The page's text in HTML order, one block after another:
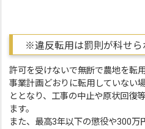
※違反転用は罰則が科せら
許可を受けないで無断で農地を転
事業計画どおりに転用していない
ととなり、工事の中止や原状回復
ます。
また、最高3年以下の懲役や300万